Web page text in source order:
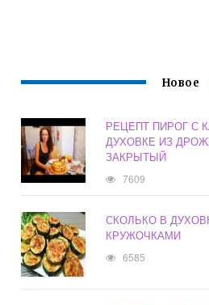
Новое
РЕЦЕПТ ПИРОГ С
ДУХОВКЕ ИЗ
ЗАКРЫТЫЙ
7609
СКОЛЬКО В
КРУЖОЧКАМИ
6585